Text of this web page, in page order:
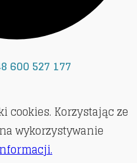
600 527 177
cookies. Korzystając ze
wykorzystywanie